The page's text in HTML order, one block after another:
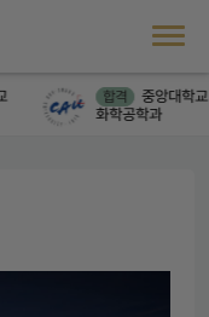
합격
중앙대학교
화학공학과